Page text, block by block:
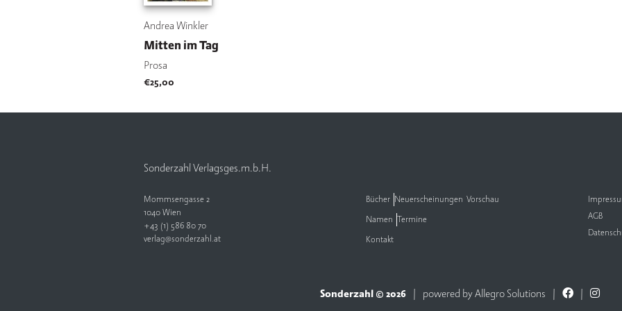
Andrea Winkler
Mitten im Tag
Prosa
€25,00
Sonderzahl Verlagsges.m.b.H.
Mommsengasse 2
1040 Wien
+43 (1) 586 80 70
verlag@sonderzahl.at
Bücher Neuerscheinungen Vorschau
Namen Termine
Kontakt
AGB
Sonderzahl © 2026 powered byAllegro Solutions